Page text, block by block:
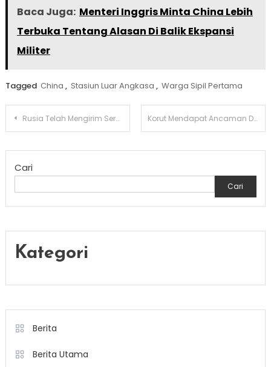
Baca Juga: Menteri Inggris Minta China Lebih
Terbuka Tentang Alasan Di Balik Ekspansi
Militer
Tagged China , Stasiun Luar Angkasa , Warga Sipil Pertama
Navigasi
Rusia Telah Mengirim Serangan Balik Usai Ukraina Menggempur Wilayahnya Korut Mendapat Ancaman Dari Jepang Jika Langgar Masuk Wilayahnya
Cari
Cari
Kategori
Berita
Berita Utama